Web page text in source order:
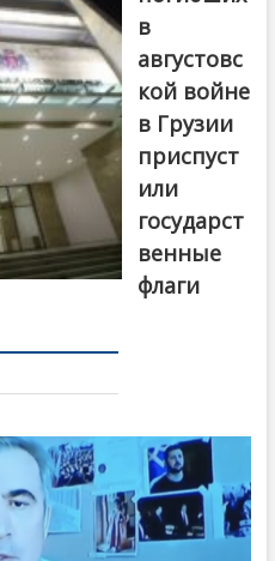
в
августовс
кой войне
в Грузии
приспуст
или
государст
венные
флаги